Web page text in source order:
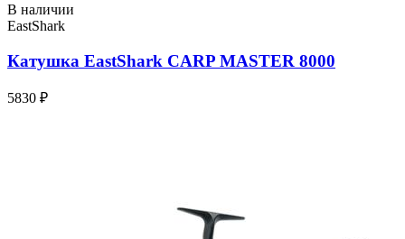
В наличии
EastShark
Катушка EastShark CARP MASTER 8000
5830 ₽